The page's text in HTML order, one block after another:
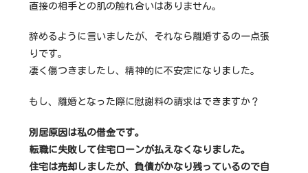
直接の相手との肌の触れ合いはありません。
辞めるように言いましたが、それなら離婚するの一点張
りです。
凄く傷つきましたし、精神的に不安定になりました。
もし、離婚となった際に慰謝料の請求はできますか？
別居原因は私の借金です。
転職に失敗して住宅ローンが払えなくなりました。
住宅は売却しましたが、負債がかなり残っているので自